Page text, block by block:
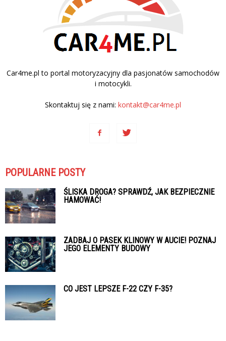
Car4me.pl to portal motoryzacyjny dla pasjonatów samochodów
i motocykli.
Skontaktuj się z nami: kontakt@car4me.pl
POPULARNE POSTY
ŚLISKA DROGA? SPRAWDŹ, JAK BEZPIECZNIE
HAMOWAĆ!
ZADBAJ O PASEK KLINOWY W AUCIE! POZNAJ
JEGO ELEMENTY BUDOWY
CO JEST LEPSZE F-22 CZY F-35?